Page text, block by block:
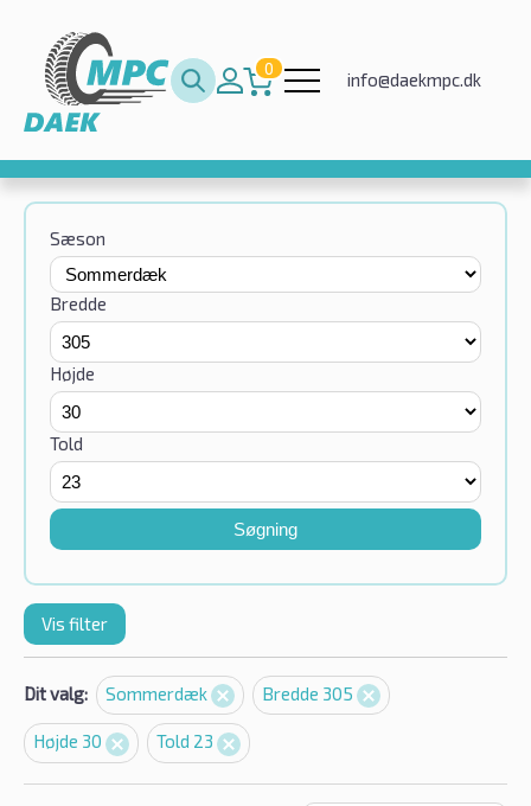
0
info@daekmpc.dk
Sæson
Bredde
Højde
Told
Søgning
Vis filter
Dit valg: Sommerdæk Bredde 305
Højde 30 Told 23